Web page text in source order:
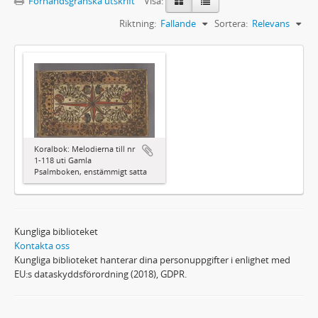
Sortera: Relevans
Riktning: Fallande
Koralbok: Melodierna till nr
1-118 uti Gamla
Psalmboken, enstämmigt satta
Kungliga biblioteket
Kontakta oss
Kungliga biblioteket hanterar dina personuppgifter i enlighet med
EU:s dataskyddsförordning (2018), GDPR.